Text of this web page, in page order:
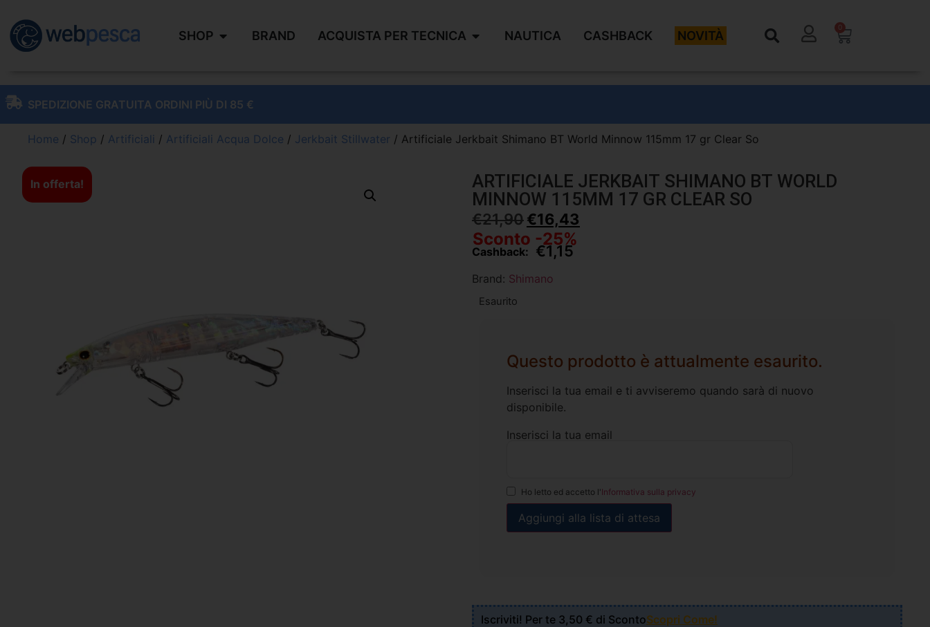
SHOP BRAND ACQUISTA PER TECNICA NAUTICA CASHBACK NOVITÀ
0
SPEDIZIONE GRATUITA ORDINI PIÙ DI 85 €
Home / Shop / Artificiali / Artificiali Acqua Dolce / Jerkbait Stillwater / Artificiale Jerkbait Shimano BT World Minnow 115mm 17 gr Clear So
In offerta!
ARTIFICIALE JERKBAIT SHIMANO BT WORLD
MINNOW 115MM 17 GR CLEAR SO
€21,90€16,43
Sconto -25%
Cashback: €1,15
Brand: Shimano
Esaurito
Questo prodotto è attualmente esaurito.
Inserisci la tua email e ti avviseremo quando sarà di nuovo
disponibile.
Inserisci la tua email
Ho letto ed accetto l'Informativa sulla privacy
Iscriviti! Per te 3,50 € di ScontoScopri Come!